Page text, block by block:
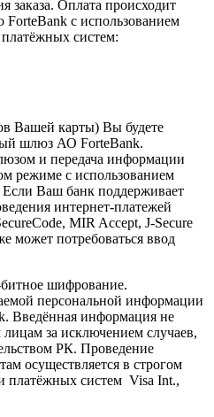
заказа. Оплата происходит
ForteBank с использованием
систем:
Вашей карты) Вы будете
шлюз АО ForteBank.
и передача информации
режиме с использованием
Ваш банк поддерживает
интернет-платежей
MIR Accept, J-Secure
может потребоваться ввод
шифрование.
персональной информации
Введённая информация не
лицам за исключением случаев,
РК. Проведение
осуществляется в строгом
платёжных систем Visa Int.,